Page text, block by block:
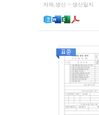
자재,생산 > 생산일지